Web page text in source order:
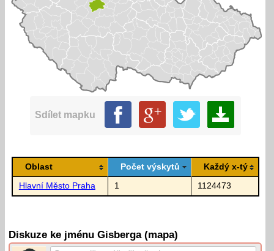
Sdílet mapku
Oblast Počet výskytů Každý x-tý
Hlavní Město Praha 1 1124473
Diskuze ke jménu Gisberga (mapa)